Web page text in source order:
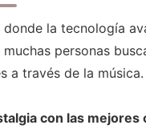
donde la tecnología
personas
a través de la música.
con las mejores